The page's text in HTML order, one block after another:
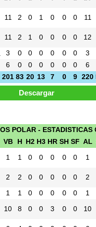
11 2 0 1 0 0 0 11
11 2 1 0 0 0 0 12
3 0 0 0 0 0 0 3
6 0 0 0 0 0 0 6
201 83 20 13 7 0 9 220
POLAR - ESTADISTICAS
VB H H2 H3 HR SH SF AL
1 1 0 0 0 0 0 1
2 2 0 0 0 0 0 2
1 1 0 0 0 0 0 1
10 8 0 0 3 0 0 10